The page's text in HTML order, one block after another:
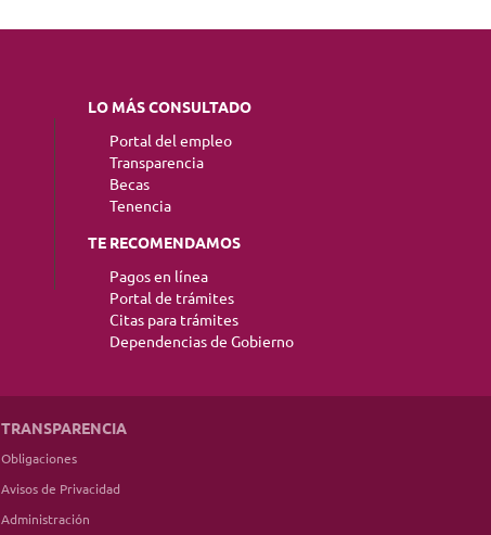
LO MÁS CONSULTADO
Portal del empleo
Transparencia
Becas
Tenencia
TE RECOMENDAMOS
Pagos en línea
Portal de trámites
Citas para trámites
Dependencias de Gobierno
TRANSPARENCIA
Obligaciones
Avisos de Privacidad
Administración